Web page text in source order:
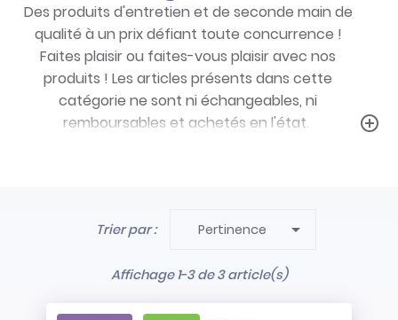
Des produits d'entretien et de seconde main de
qualité à un prix défiant toute concurrence !
Faites plaisir ou faites-vous plaisir avec nos
produits ! Les articles présents dans cette
catégorie ne sont ni échangeables, ni
remboursables et achetés en l'état.
- Stock limité et non renouvelé
add_circle_outline
Trier par : Pertinence 
Affichage 1-3 de 3 article(s)